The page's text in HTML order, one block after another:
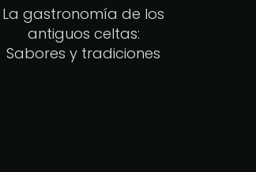
La gastronomía de los
antiguos celtas:
Sabores y tradiciones